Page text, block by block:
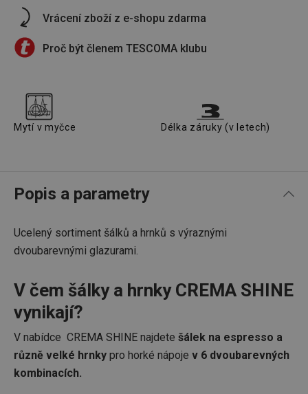
Vrácení zboží z e-shopu zdarma
Proč být členem TESCOMA klubu
Mytí v myčce Délka záruky (v letech)
Popis a parametry
Ucelený sortiment šálků a hrnků s výraznými
dvoubarevnými glazurami.
V čem šálky a hrnky CREMA SHINE
vynikají?
V nabídce CREMA SHINE najdete šálek na espresso a
různě velké hrnky pro horké nápoje v 6 dvoubarevných
kombinacích.